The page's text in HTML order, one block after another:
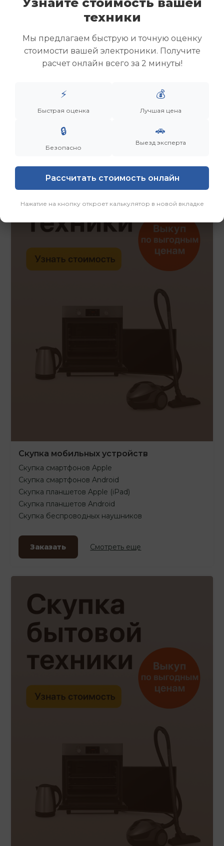
Скупка ноутбуков
Скупка ультрабуков
Скупка рабочих ноутбуков
Скупка старых ноутбуков (б/у)
Скупка внешних жестких дисков
Заказать Смотреть еще
Скупка мобильных устройств
Скупка смартфонов Apple
Скупка смартфонов Android
Скупка планшетов Apple (iPad)
Скупка планшетов Android
Скупка беспроводных наушников
Заказать Смотреть еще
техники
Мы предлагаем быструю и точную оценку
стоимости вашей электроники. Получите
расчет онлайн всего за 2 минуты!
⚡
Быстрая оценка
💰
Лучшая цена
🔒
Безопасно
🚗
Выезд эксперта
Рассчитать стоимость онлайн
Нажатие на кнопку откроет калькулятор в новой вкладке